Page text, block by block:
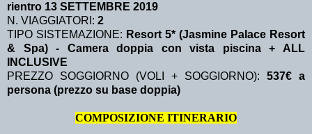
rientro 13 SETTEMBRE 2019
N. VIAGGIATORI: 2
TIPO SISTEMAZIONE: Resort 5* (Jasmine Palace Resort
& Spa) - Camera doppia con vista piscina + ALL
INCLUSIVE
PREZZO SOGGIORNO (VOLI + SOGGIORNO): 537€ a
persona (prezzo su base doppia)
COMPOSIZIONE ITINERARIO